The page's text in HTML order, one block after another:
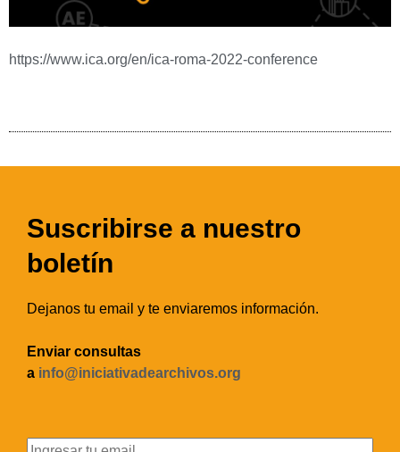
https://www.ica.org/en/ica-roma-2022-conference
Suscribirse a nuestro
boletín
Dejanos tu email y te enviaremos información.
Enviar consultas
a info@iniciativadearchivos.org